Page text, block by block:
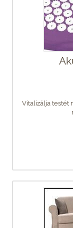
Vitalizálja testét